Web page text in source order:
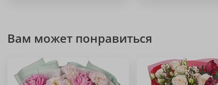
Вам может понравиться